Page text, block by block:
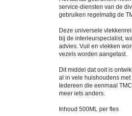
service-diensten van de
gebruiken regelmatig de
Deze universele
bij de interieurspecialist,
advies. Vuil en vlekken
vezels worden aangetast.
Dit middel dat ooit is
al in vele huishoudens met
Iedereen die eenmaal
meer iets anders.
Inhoud 500ML per fles